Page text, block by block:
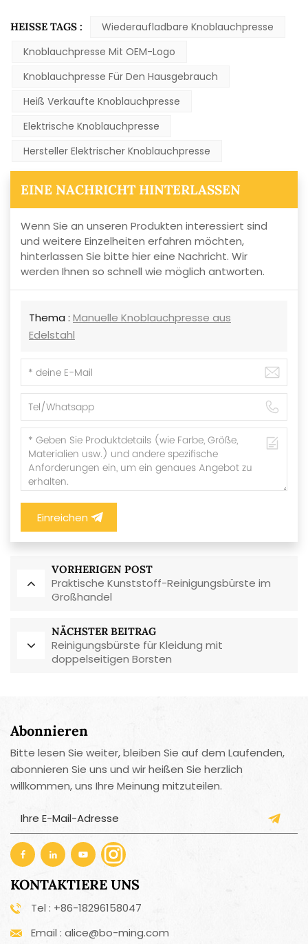
HEISSE TAGS :
Wiederaufladbare Knoblauchpresse
Knoblauchpresse Mit OEM-Logo
Knoblauchpresse Für Den Hausgebrauch
Heiß Verkaufte Knoblauchpresse
Elektrische Knoblauchpresse
Hersteller Elektrischer Knoblauchpresse
EINE NACHRICHT HINTERLASSEN
Wenn Sie an unseren Produkten interessiert sind
und weitere Einzelheiten erfahren möchten,
hinterlassen Sie bitte hier eine Nachricht. Wir
werden Ihnen so schnell wie möglich antworten.
Thema : Manuelle Knoblauchpresse aus
Edelstahl
Einreichen
VORHERIGEN POST
Praktische Kunststoff-Reinigungsbürste im
Großhandel
NÄCHSTER BEITRAG
Reinigungsbürste für Kleidung mit
doppelseitigen Borsten
Abonnieren
Bitte lesen Sie weiter, bleiben Sie auf dem Laufenden,
abonnieren Sie uns und wir heißen Sie herzlich
willkommen, uns Ihre Meinung mitzuteilen.
KONTAKTIERE UNS
Tel : +86-18296158047
Email : alice@bo-ming.com